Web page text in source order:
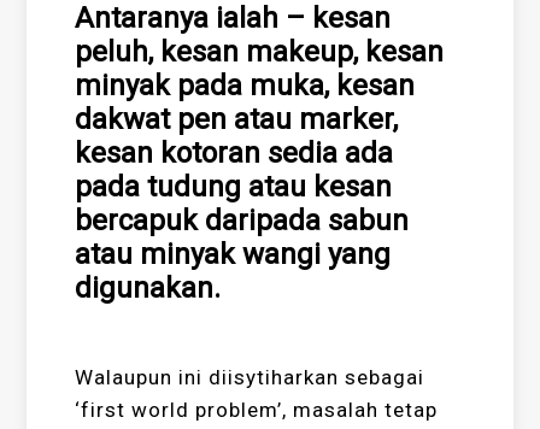
Antaranya ialah – kesan
peluh, kesan makeup, kesan
minyak pada muka, kesan
dakwat pen atau marker,
kesan kotoran sedia ada
pada tudung atau kesan
bercapuk daripada sabun
atau minyak wangi yang
digunakan.
Walaupun ini diisytiharkan sebagai
‘first world problem’, masalah tetap